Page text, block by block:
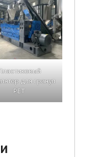
для гранул
PET